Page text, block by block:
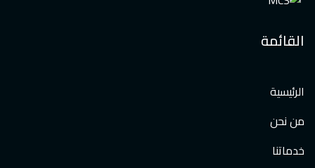
القائمة
الرئيسية
من نحن
خدماتنا